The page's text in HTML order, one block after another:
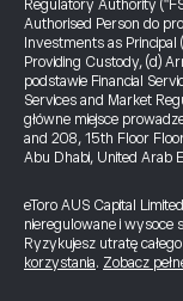
Regulatory Authority
Authorised Person do
Investments as
Providing Custody, (d)
podstawie Financial
Services and Market
główne miejsce
and 208, 15th Floor
Abu Dhabi, United Arab
eToro AUS Capital
nieregulowane i wysoce
Ryzykujesz utratę
korzystania. Zobacz